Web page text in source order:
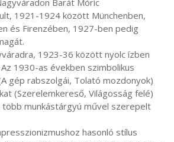
1921-1924 között Münchenben,
és Firenzében, 1927-ben pedig
1930-as években szimbolikus
gép rabszolgái, Tolató mozdonyok)
(Szerelemkereső, Világosság felé)
munkástárgyú művel szerepelt